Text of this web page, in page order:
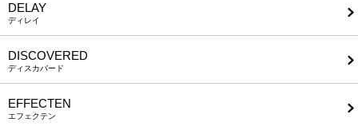
DELAY
ディレイ
DISCOVERED
ディスカバード
EFFECTEN
エフェクテン